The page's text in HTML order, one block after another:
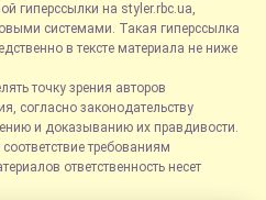
гиперссылки на styler.rbc.ua,
системами. Такая гиперссылка
в тексте материала не ниже
точку зрения авторов
согласно законодательству
и доказыванию их правдивости.
требованиям
ответственность несет